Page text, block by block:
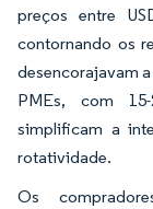
preços entre
contornando os
desencorajavam
PMEs, com
simplificam a
rotatividade.
Os